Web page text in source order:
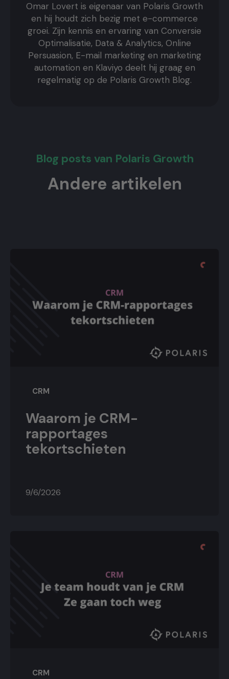
Omar Lovert is eigenaar van Polaris Growth
en hij houdt zich bezig met e-commerce
groei. Zijn kennis en ervaring van Conversie
Optimalisatie, Data & Analytics, Online
Persuasion, E-mail marketing en marketing
automation en Klaviyo deelt hij graag en
regelmatig op de Polaris Growth Blog.
Blog posts van Polaris Growth
Andere artikelen
CRM
Waarom je CRM-
rapportages
tekortschieten
9/6/2026
CRM